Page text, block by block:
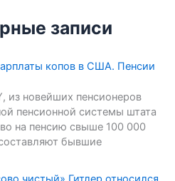
записи
копов в США. Пенсии
из новейших пенсионеров
пенсионной системы штата
на пенсию свыше 100 000
бывшие